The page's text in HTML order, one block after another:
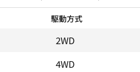
駆動方式
2WD
4WD